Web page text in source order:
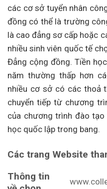
các cơ sở tuyển nhân
đồng có thể là trường
là cao đẳng sơ cấp hoặc
nhiều sinh viên quốc tế
Đẳng cộng đồng. Tiền
năm thường thấp hơn
nhiều cơ sở có các thoả
chuyển tiếp từ chương
của chương trình đào
học quốc lập trong bang.
Các trang Website
Thông tin